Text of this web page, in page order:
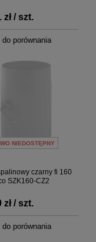
zł / szt.
porównania
NIEDOSTĘPNY
czarny fi 160
SZK160-CZ2
zł / szt.
porównania